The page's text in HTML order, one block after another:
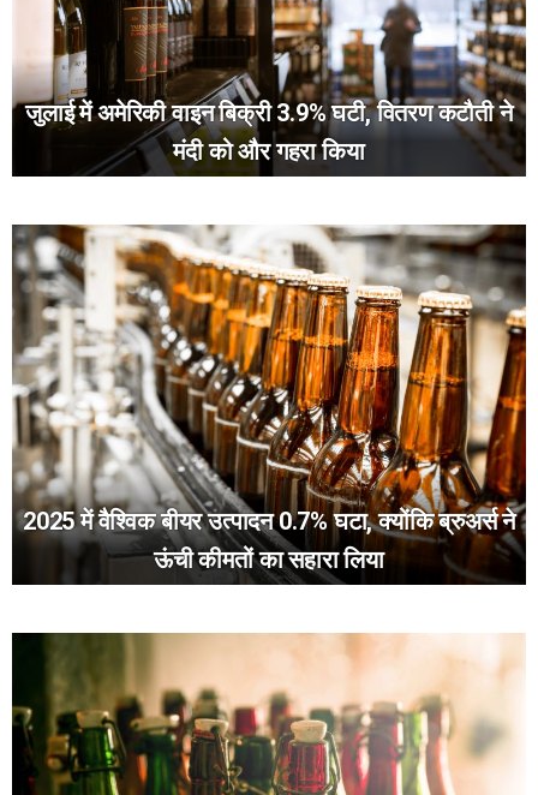
जुलाई में अमेरिकी वाइन बिक्री 3.9% घटी, वितरण कटौती ने
मंदी को और गहरा किया
2025 में वैश्विक बीयर उत्पादन 0.7% घटा, क्योंकि ब्रुअर्स ने
ऊंची कीमतों का सहारा लिया